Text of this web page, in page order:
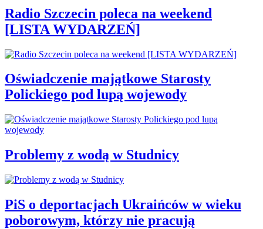
Radio Szczecin poleca na weekend
[LISTA WYDARZEŃ]
Oświadczenie majątkowe Starosty
Polickiego pod lupą wojewody
Problemy z wodą w Studnicy
PiS o deportacjach Ukraińców w wieku
poborowym, którzy nie pracują